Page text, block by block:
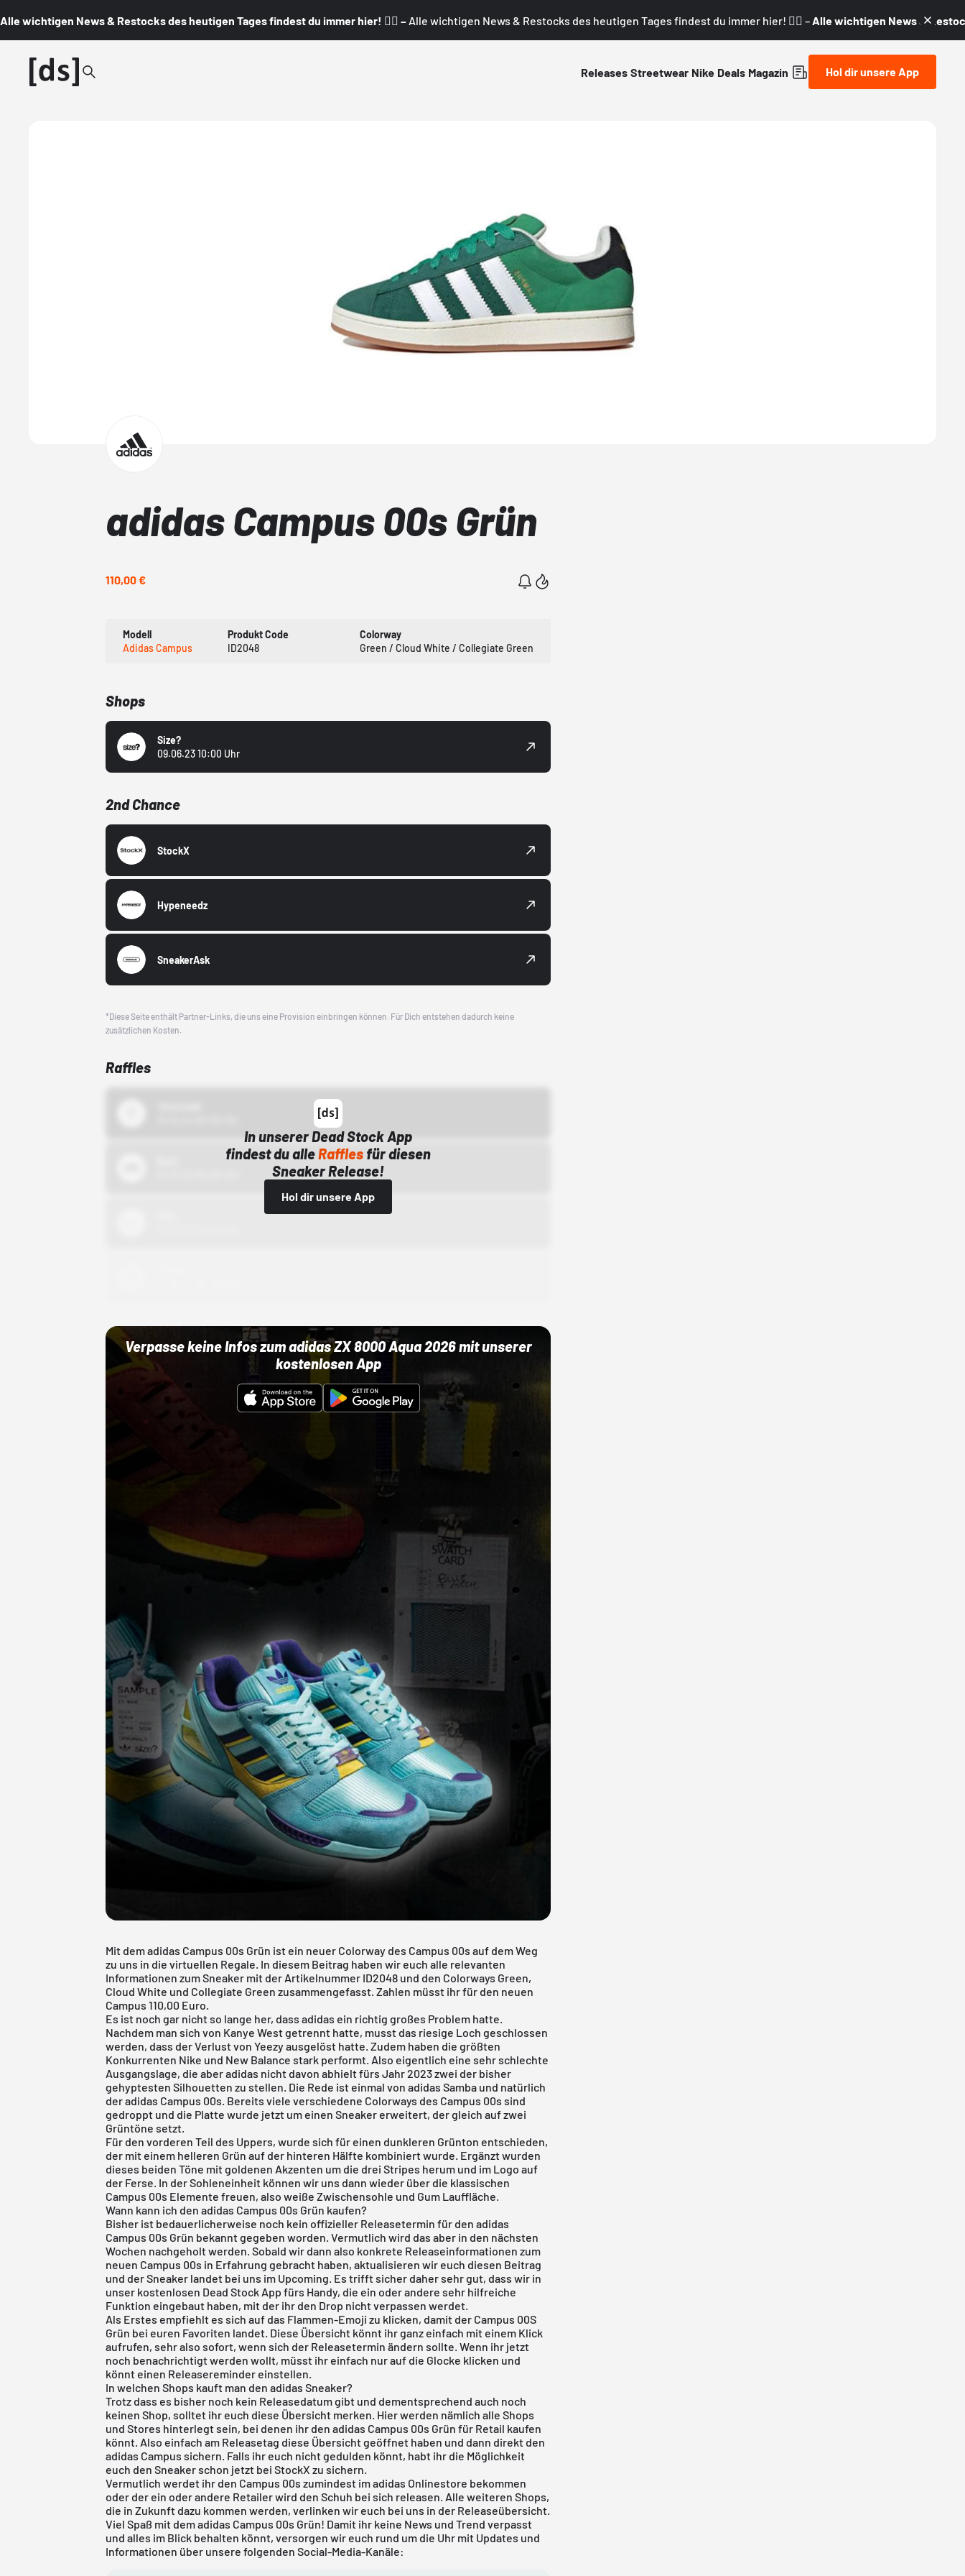
Alle wichtigen News & Restocks des heutigen Tages findest du immer hier! 👇🏼 – Alle wichtigen News & Restocks des heutigen Tages findest du immer hier! 👇🏼 – Alle wichtigen News &
Releases Streetwear Nike Deals Magazin Hol dir unsere App
adidas Campus 00s Grün
110,00 €
Modell
Adidas Campus
Produkt Code
ID2048
Colorway
Green / Cloud White / Collegiate Green
Shops
Size?
09.06.23 10:00 Uhr
2nd Chance
StockX
Hypeneedz
SneakerAsk
*Diese Seite enthält Partner-Links, die uns eine Provision einbringen können. Für Dich entstehen dadurch keine
zusätzlichen Kosten.
Raffles
In unserer Dead Stock App
findest du alleRaffles für diesen
Sneaker Release!
Hol dir unsere App
Verpasse keine Infos zum adidas ZX 8000 Aqua 2026 mit unserer
kostenlosen App
Mit dem adidas Campus 00s Grün ist ein neuer Colorway des Campus 00s auf dem Weg
zu uns in die virtuellen Regale. In diesem Beitrag haben wir euch alle relevanten
Informationen zum Sneaker mit der Artikelnummer ID2048 und den Colorways Green,
Cloud White und Collegiate Green zusammengefasst. Zahlen müsst ihr für den neuen
Campus 110,00 Euro.
Es ist noch gar nicht so lange her, dassadidas ein richtig großes Problem hatte.
Nachdem man sich von Kanye West getrennt hatte, musst das riesige Loch geschlossen
werden, dass der Verlust von Yeezy ausgelöst hatte. Zudem haben die größten
Konkurrenten Nike und New Balance stark performt. Also eigentlich eine sehr schlechte
Ausgangslage, die aber adidas nicht davon abhielt fürs Jahr 2023 zwei der bisher
gehyptesten Silhouetten zu stellen. Die Rede ist einmal von adidas Samba und natürlich
der adidas Campus 00s. Bereits viele verschiedene Colorways des Campus 00s sind
gedroppt und die Platte wurde jetzt um einen Sneaker erweitert, der gleich auf zwei
Grüntöne setzt.
Für den vorderen Teil des Uppers, wurde sich für einen dunkleren Grünton entschieden,
der mit einem helleren Grün auf der hinteren Hälfte kombiniert wurde. Ergänzt wurden
dieses beiden Töne mit goldenen Akzenten um die drei Stripes herum und im Logo auf
der Ferse. In der Sohleneinheit können wir uns dann wieder über die klassischen
Campus 00s Elemente freuen, also weiße Zwischensohle und Gum Lauffläche.
Wann kann ich den adidas Campus 00s Grün kaufen?
Bisher ist bedauerlicherweise noch kein offizieller Releasetermin für den adidas
Campus 00s Grün bekannt gegeben worden. Vermutlich wird das aber in den nächsten
Wochen nachgeholt werden. Sobald wir dann also konkrete Releaseinformationen zum
neuen Campus 00s in Erfahrung gebracht haben, aktualisieren wir euch diesen Beitrag
und der Sneaker landet bei uns im Upcoming. Es trifft sicher daher sehr gut, dass wir in
unser kostenlosen Dead Stock App fürs Handy, die ein oder andere sehr hilfreiche
Funktion eingebaut haben, mit der ihr den Drop nicht verpassen werdet.
Als Erstes empfiehlt es sich auf das Flammen-Emoji zu klicken, damit der Campus 00S
Grün bei euren Favoriten landet. Diese Übersicht könnt ihr ganz einfach mit einem Klick
aufrufen, sehr also sofort, wenn sich der Releasetermin ändern sollte. Wenn ihr jetzt
noch benachrichtigt werden wollt, müsst ihr einfach nur auf die Glocke klicken und
könnt einen Releasereminder einstellen.
In welchen Shops kauft man den adidas Sneaker?
Trotz dass es bisher noch kein Releasedatum gibt und dementsprechend auch noch
keinen Shop, solltet ihr euch diese Übersicht merken. Hier werden nämlich alle Shops
und Stores hinterlegt sein, bei denen ihr den adidas Campus 00s Grün für Retail kaufen
könnt. Also einfach am Releasetag diese Übersicht geöffnet haben und dann direkt den
adidas Campus sichern. Falls ihr euch nicht gedulden könnt, habt ihr die Möglichkeit
euch den Sneaker schon jetzt beiStockX zu sichern.
Vermutlich werdet ihr den Campus 00s zumindest im adidas Onlinestore bekommen
oder der ein oder andere Retailer wird den Schuh bei sich releasen. Alle weiteren Shops,
die in Zukunft dazu kommen werden, verlinken wir euch bei uns in der Releaseübersicht
Viel Spaß mit dem adidas Campus 00s Grün! Damit ihr keine News und Trend verpasst
und alles im Blick behalten könnt, versorgen wir euch rund um die Uhr mit Updates und
Informationen über unsere folgenden Social-Media-Kanäle: